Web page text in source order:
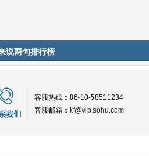
说两句排行榜
客服热线：86-10-58511234
客服邮箱： kf@vip.sohu.com